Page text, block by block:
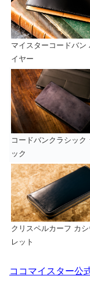
マイスターコードバン
イヤー
コードバンクラシック
ック
クリスペルカーフ カ
レット
ココマイスター公